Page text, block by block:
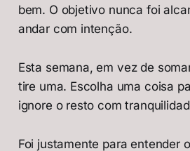
bem. O objetivo nunca foi
andar com intenção.
Esta semana, em vez de
tire uma. Escolha uma coisa
ignore o resto com
Foi justamente para entender